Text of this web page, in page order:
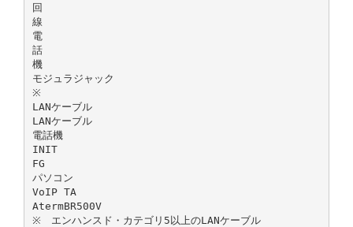
回
線
電
話
機
モジュラジャック
※
LANケーブル
LANケーブル
電話機
INIT
FG
パソコン
VoIP TA
AtermBR500V
※ エンハンスド・カテゴリ5以上のLANケーブル